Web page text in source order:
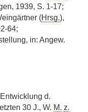
1939, S. 1-17;
(Hrsg.),
64;
in: Angew.
d.
30 J., W. M. z.